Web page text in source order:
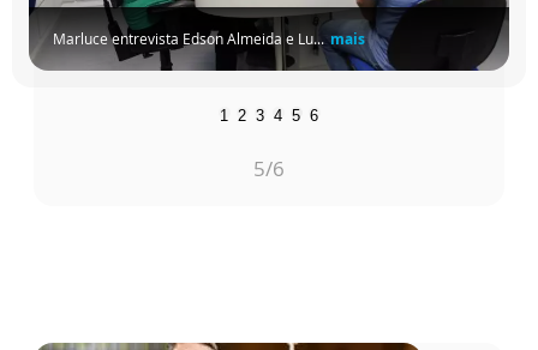
Marluce entrevista Edson Almeida e Lu... mais
1 2 3 4 5 6
5/6